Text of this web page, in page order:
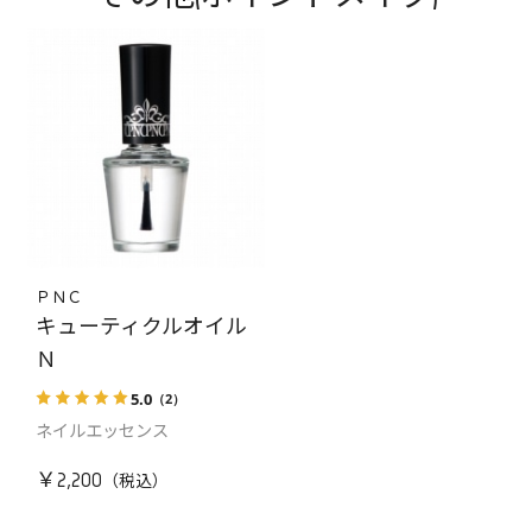
ＰＮＣ
キューティクルオイル
Ｎ
5.0 （2）
ネイルエッセンス
￥2,200